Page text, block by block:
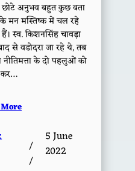
अनुभव बहुत कुछ बता
मन मस्तिष्क में चल रहे
हैं। स्व. किशनसिंह चावड़ा
से वडोदरा जा रहे थे, तब
के दो पहलुओं को
/
/
5 June
2022